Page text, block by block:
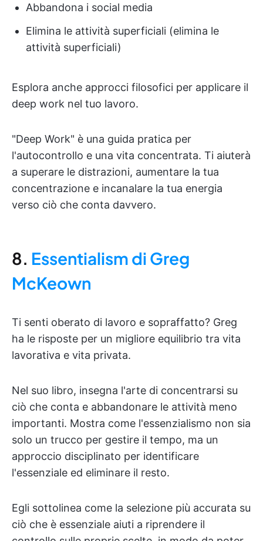
Abbandona i social media
Elimina le attività superficiali (elimina le
attività superficiali)
Esplora anche approcci filosofici per applicare il
deep work nel tuo lavoro.
"Deep Work" è una guida pratica per
l'autocontrollo e una vita concentrata. Ti aiuterà
a superare le distrazioni, aumentare la tua
concentrazione e incanalare la tua energia
verso ciò che conta davvero.
8. Essentialism di Greg
McKeown
Ti senti oberato di lavoro e sopraffatto? Greg
ha le risposte per un migliore equilibrio tra vita
lavorativa e vita privata.
Nel suo libro, insegna l'arte di concentrarsi su
ciò che conta e abbandonare le attività meno
importanti. Mostra come l'essenzialismo non sia
solo un trucco per gestire il tempo, ma un
approccio disciplinato per identificare
l'essenziale ed eliminare il resto.
Egli sottolinea come la selezione più accurata su
ciò che è essenziale aiuti a riprendere il